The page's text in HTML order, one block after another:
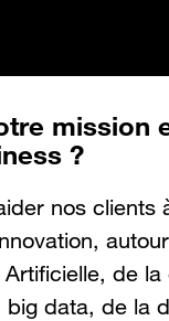
mission
?
nos clients
Artificielle, de
data, de la